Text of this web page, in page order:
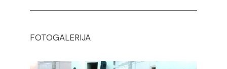
FOTOGALERIJA